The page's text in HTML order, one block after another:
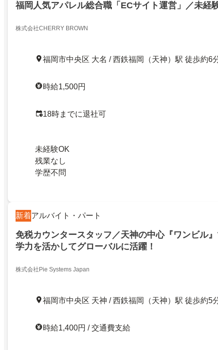
福岡人気アパレル総合職「ECサイト運営」／未経
株式会社CHERRY BROWN
福岡市中央区 大名 / 西鉄福岡（天神）駅 徒歩約6
時給1,500円
18時までに退社可
未経験OK
残業なし
学歴不問
新着アルバイト・パート
免税カウンタースタッフ／天神の中心『ワンビル
学力を活かしてグローバルに活躍！
株式会社Pie Systems Japan
福岡市中央区 天神 / 西鉄福岡（天神）駅 徒歩約5
時給1,400円 / 交通費支給